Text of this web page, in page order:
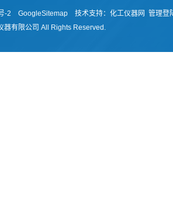
-2 GoogleSitemap 技术支持： 化工仪器网 管理登
有限公司 All Rights Reserved.